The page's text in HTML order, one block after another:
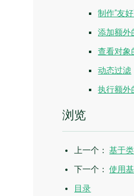
制作"友
添加额外
查看对象
动态过滤
执行额外
浏览
上一个：基于
下一个：使用
目录